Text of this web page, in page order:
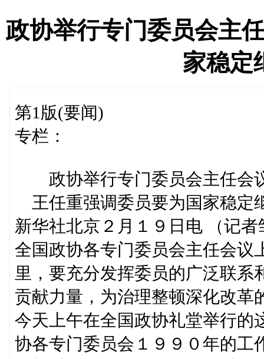
政协举行专门委员会主
家稳定
第1版(要闻)
专栏：
政协举行专门委员会主任会
王任重强调委员要为国家稳定
新华社北京２月１９日电 （记
全国政协各专门委员会主任会议
里，要充分发挥委员的广泛联系
贡献力量，为治理整顿深化改革
今天上午在全国政协礼堂举行的
协各专门委员会１９９０年的工